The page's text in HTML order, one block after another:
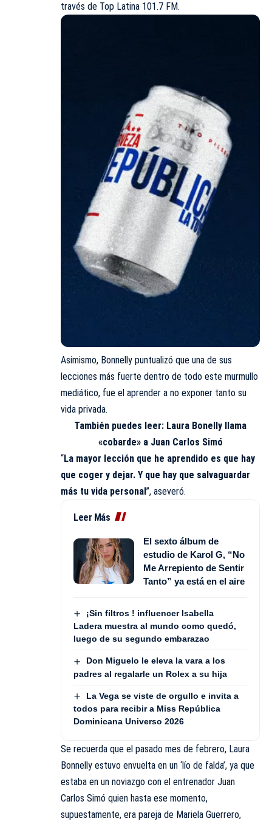
través de Top Latina 101.7 FM.
Asimismo, Bonnelly puntualizó que una de sus
lecciones más fuerte dentro de todo este murmullo
mediático, fue el aprender a no exponer tanto su
vida privada.
También puedes leer: Laura Bonelly llama
«cobarde» a Juan Carlos Simó
“La mayor lección que he aprendido es que hay
que coger y dejar. Y que hay que salvaguardar
más tu vida personal”, aseveró.
Leer Más
El sexto álbum de
estudio de Karol G, “No
Me Arrepiento de Sentir
Tanto” ya está en el aire
¡Sin filtros ! influencer Isabella
Ladera muestra al mundo como quedó,
luego de su segundo embarazao
Don Miguelo le eleva la vara a los
padres al regalarle un Rolex a su hija
La Vega se viste de orgullo e invita a
todos para recibir a Miss República
Dominicana Universo 2026
Se recuerda que el pasado mes de febrero, Laura
Bonnelly estuvo envuelta en un ‘lío de falda’, ya que
estaba en un noviazgo con el entrenador Juan
Carlos Simó quien hasta ese momento,
supuestamente, era pareja de Mariela Guerrero,